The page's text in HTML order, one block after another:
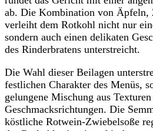
ab. Die Kombination von Äpfeln,
verleiht dem Rotkohl nicht nur
sondern auch einen delikaten
des Rinderbratens unterstreicht.
Die Wahl dieser Beilagen
festlichen Charakter des Menüs,
gelungene Mischung aus
Geschmacksrichtungen. Die
köstliche Rotwein-Zwiebelsoße